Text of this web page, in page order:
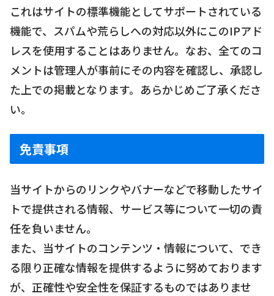
これはサイトの標準機能としてサポートされている
機能で、スパムや荒らしへの対応以外にこのIPアド
レスを使用することはありません。なお、全てのコ
メントは管理人が事前にその内容を確認し、承認し
た上での掲載となります。あらかじめご了承くださ
い。
免責事項
当サイトからのリンクやバナーなどで移動したサイ
トで提供される情報、サービス等について一切の責
任を負いません。
また、当サイトのコンテンツ・情報について、でき
る限り正確な情報を提供するように努めております
が、正確性や安全性を保証するものではありませ